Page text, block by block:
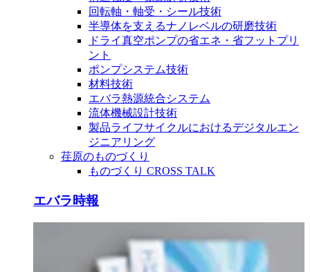
回転軸・軸受・シール技術
半導体を支えるナノレベルの研磨技術
ドライ真空ポンプの省エネ・省フットプリ
ント
ポンプシステム技術
材料技術
エバラ熱源統合システム
流体機械設計技術
製品ライフサイクルにおけるデジタルエン
ジニアリング
荏原のものづくり
ものづくり CROSS TALK
エバラ時報